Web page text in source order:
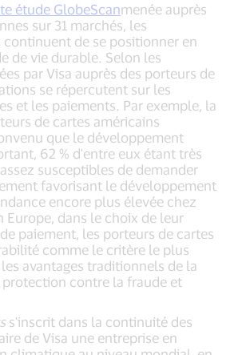
étude GlobeScanmenée auprès
sur 31 marchés, les
de se positionner en
de vie durable. Selon les
par Visa auprès des porteurs de
se répercutent sur les
et les paiements. Par exemple, la
de cartes américains
que le développement
62 % d'entre eux étant très
susceptibles de demander
favorisant le développement
encore plus élevée chez
Europe, dans le choix de leur
paiement, les porteurs de cartes
comme le critère le plus
avantages traditionnels de la
contre la fraude et
s'inscrit dans la continuité des
de Visa une entreprise en